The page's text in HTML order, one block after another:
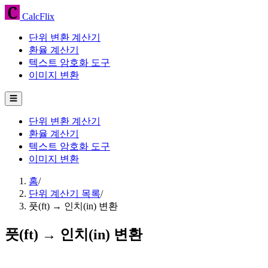
CalcFlix
단위 변환 계산기
환율 계산기
텍스트 암호화 도구
이미지 변환
☰
단위 변환 계산기
환율 계산기
텍스트 암호화 도구
이미지 변환
홈/
단위 계산기 목록/
풋(ft) → 인치(in) 변환
풋(ft) → 인치(in) 변환